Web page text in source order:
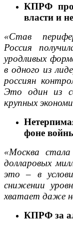
КПРФ
власти и
«Став
Россия
уродливых
в одного из
россиян
Это один из
крупных
фоне
«Москва
долларовых
это – в
снижении
хватает даже
КПРФ за